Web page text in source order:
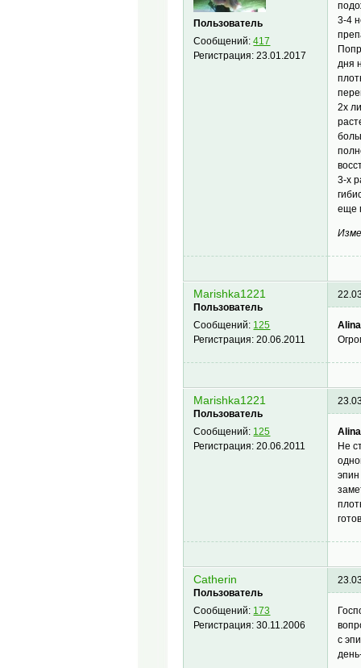
Пользователь
Сообщений:417
Регистрация:23.01.2017
3-4
дня
2х
3-х
еще
Marishka1221
Пользователь
Сообщений: 125
Регистрация:20.06.2011
Marishka1221
Пользователь
Сообщений: 125
Регистрация:20.06.2011
Не
Catherin
Пользователь
Сообщений: 173
Регистрация:30.11.2006
с